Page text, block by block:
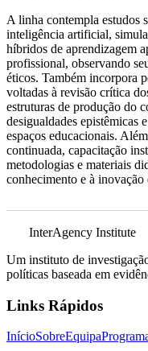
A linha contempla estudos
inteligência artificial,
híbridos de aprendizagem
profissional, observando
éticos. Também incorpora
voltadas à revisão crítica
estruturas de produção do
desigualdades epistêmicas
espaços educacionais.
continuada, capacitação
metodologias e materiais
conhecimento e à
InterAgency Institute
Um instituto de
políticas baseada em
Links Rápidos
InícioSobreEquipa